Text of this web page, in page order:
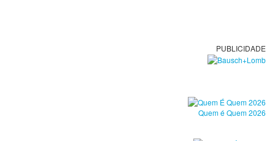
PUBLICIDADE
Quem é Quem 2026